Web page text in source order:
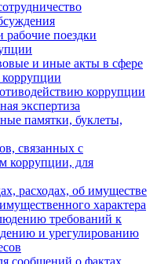
поездки
и иные акты в сфере
коррупции
коррупции
экспертиза
памятки, буклеты,
связанных с
коррупции, для
расходах, об имуществе
характера
требований к
и урегулированию